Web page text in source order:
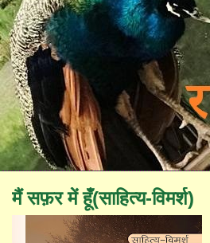
मैं सफ़र में हूँ(साहित्य-विमर्श)